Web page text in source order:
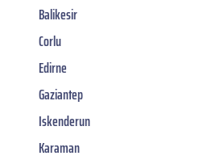
Balikesir
Corlu
Edirne
Gaziantep
Iskenderun
Karaman